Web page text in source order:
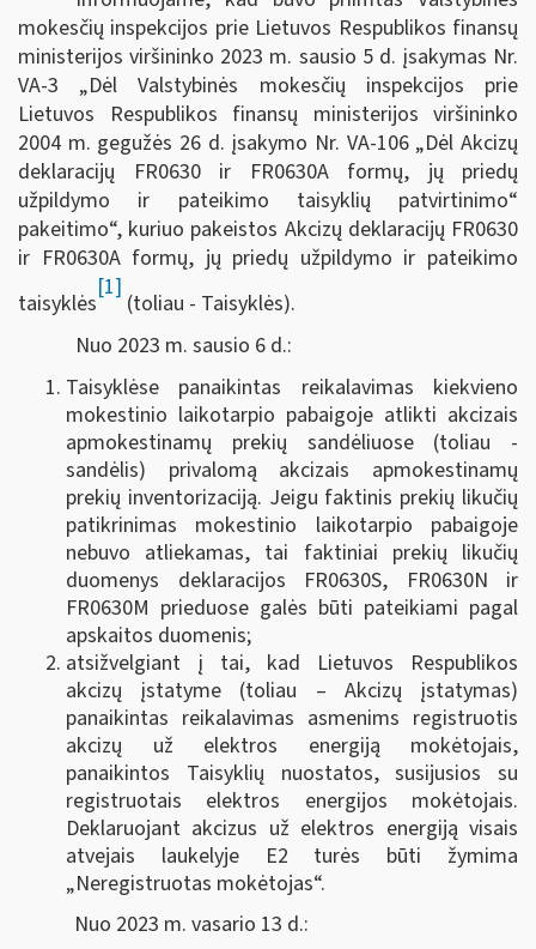
mokesčių inspekcijos prie Lietuvos Respublikos finansų
ministerijos viršininko 2023 m. sausio 5 d. įsakymas Nr.
VA-3 „Dėl Valstybinės mokesčių inspekcijos prie
Lietuvos Respublikos finansų ministerijos viršininko
2004 m. gegužės 26 d. įsakymo Nr. VA-106 „Dėl Akcizų
deklaracijų FR0630 ir FR0630A formų, jų priedų
užpildymo ir pateikimo taisyklių patvirtinimo“
pakeitimo“, kuriuo pakeistos Akcizų deklaracijų FR0630
ir FR0630A formų, jų priedų užpildymo ir pateikimo
taisyklės
[1]
(toliau - Taisyklės).
Nuo 2023 m. sausio 6 d.:
Taisyklėse panaikintas reikalavimas kiekvieno
mokestinio laikotarpio pabaigoje atlikti akcizais
apmokestinamų prekių sandėliuose (toliau -
sandėlis) privalomą akcizais apmokestinamų
prekių inventorizaciją. Jeigu faktinis prekių likučių
patikrinimas mokestinio laikotarpio pabaigoje
nebuvo atliekamas, tai faktiniai prekių likučių
duomenys deklaracijos FR0630S, FR0630N ir
FR0630M prieduose galės būti pateikiami pagal
apskaitos duomenis;
atsižvelgiant į tai, kad Lietuvos Respublikos
akcizų įstatyme (toliau – Akcizų įstatymas)
panaikintas reikalavimas asmenims registruotis
akcizų už elektros energiją mokėtojais,
panaikintos Taisyklių nuostatos, susijusios su
registruotais elektros energijos mokėtojais.
Deklaruojant akcizus už elektros energiją visais
atvejais laukelyje E2 turės būti žymima
„Neregistruotas mokėtojas“.
Nuo 2023 m. vasario 13 d.: